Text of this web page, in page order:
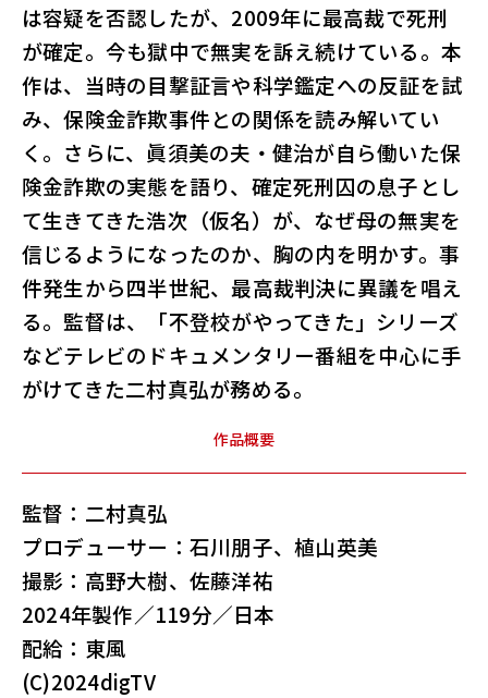
は容疑を否認したが、2009年に最高裁で死刑
が確定。今も獄中で無実を訴え続けている。本
作は、当時の目撃証言や科学鑑定への反証を試
み、保険金詐欺事件との関係を読み解いてい
く。さらに、眞須美の夫・健治が自ら働いた保
険金詐欺の実態を語り、確定死刑囚の息子とし
て生きてきた浩次（仮名）が、なぜ母の無実を
信じるようになったのか、胸の内を明かす。事
件発生から四半世紀、最高裁判決に異議を唱え
る。監督は、「不登校がやってきた」シリーズ
などテレビのドキュメンタリー番組を中心に手
がけてきた二村真弘が務める。
作品概要
監督：二村真弘
プロデューサー：石川朋子、植山英美
撮影：高野大樹、佐藤洋祐
2024年製作／119分／日本
配給：東風
(C)2024digTV